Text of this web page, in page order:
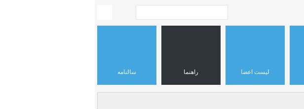
سالنامه راهنما لیست اعضا